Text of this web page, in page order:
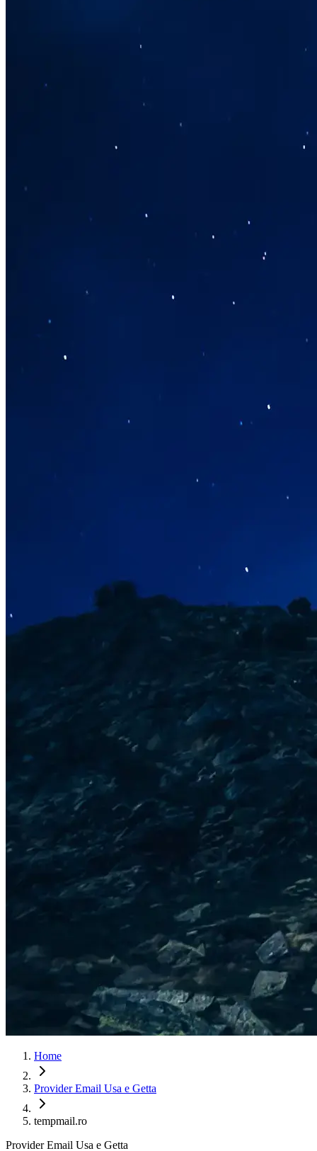
Home
Provider Email Usa e Getta
tempmail.ro
Provider Email Usa e Getta